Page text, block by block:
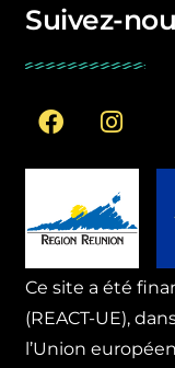
Suivez-
Ce site a été
(REACT-UE),
l’Union